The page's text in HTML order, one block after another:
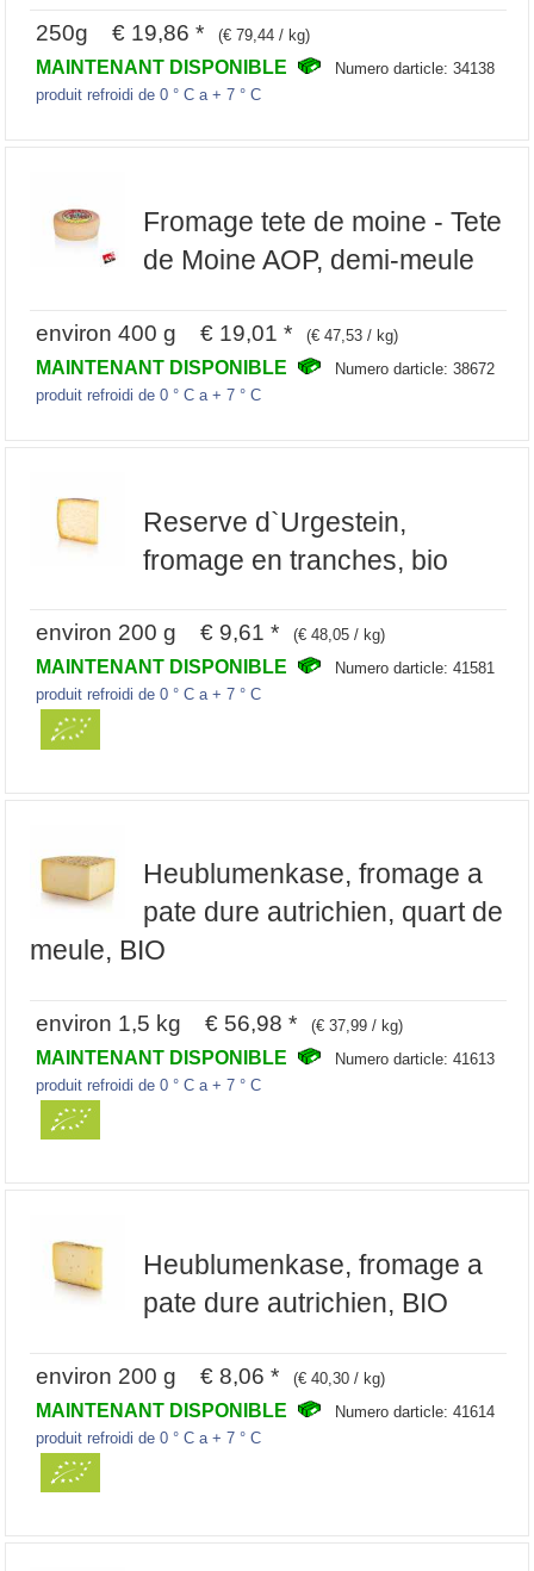
250g € 19,86 * (€ 79,44 / kg)
MAINTENANT DISPONIBLE
Numero darticle: 34138
produit refroidi de 0 ° C a + 7 ° C
Fromage tete de moine - Tete
de Moine AOP, demi-meule
environ 400 g € 19,01 * (€ 47,53 / kg)
MAINTENANT DISPONIBLE
Numero darticle: 38672
produit refroidi de 0 ° C a + 7 ° C
Reserve d`Urgestein,
fromage en tranches, bio
environ 200 g € 9,61 * (€ 48,05 / kg)
MAINTENANT DISPONIBLE
Numero darticle: 41581
produit refroidi de 0 ° C a + 7 ° C
Heublumenkase, fromage a
pate dure autrichien, quart de
meule, BIO
environ 1,5 kg € 56,98 * (€ 37,99 / kg)
MAINTENANT DISPONIBLE
Numero darticle: 41613
produit refroidi de 0 ° C a + 7 ° C
Heublumenkase, fromage a
pate dure autrichien, BIO
environ 200 g € 8,06 * (€ 40,30 / kg)
MAINTENANT DISPONIBLE
Numero darticle: 41614
produit refroidi de 0 ° C a + 7 ° C